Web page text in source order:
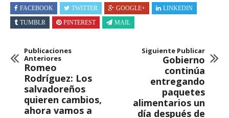
FACEBOOK TWITTER GOOGLE+
LINKEDIN
TUMBLR
PINTEREST MAIL
Publicaciones
Anteriores
Romeo
Rodríguez: Los
salvadoreños
quieren cambios,
ahora vamos a
Siguiente Publicar
Gobierno
continúa
entregando
paquetes
alimentarios un
día después de